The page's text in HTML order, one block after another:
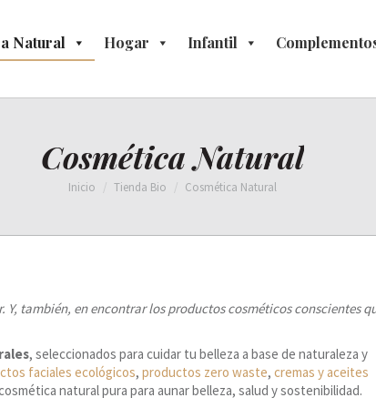
Natural Hogar Infantil
Cosmética Natural
Estás aquí:
Inicio Tienda Bio Cosmética Natural
también, en encontrar los productos cosméticos conscientes
, seleccionados para cuidar tu belleza a base de naturaleza y
faciales ecológicos, productos zero waste, cremas y aceites
natural pura para aunar belleza, salud y sostenibilidad.
Natural Hogar Infantil